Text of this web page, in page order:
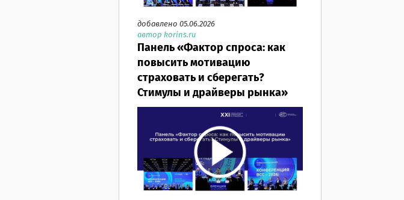
добавлено 05.06.2026
автор korins.ru
Панель «Фактор спроса: как
повысить мотивацию
страховать и сберегать?
Стимулы и драйверы рынка»